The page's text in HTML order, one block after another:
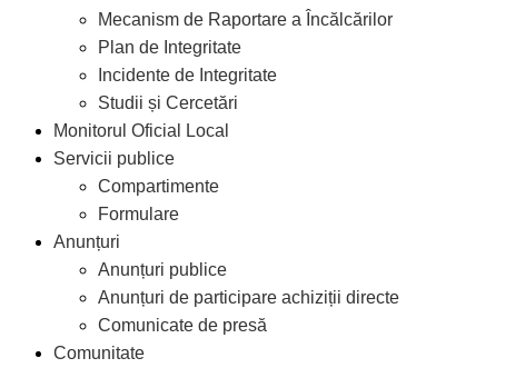
Mecanism de Raportare a Încălcărilor
Plan de Integritate
Incidente de Integritate
Studii și Cercetări
Monitorul Oficial Local
Servicii publice
Compartimente
Formulare
Anunțuri
Anunțuri publice
Anunțuri de participare achiziții directe
Comunicate de presă
Comunitate